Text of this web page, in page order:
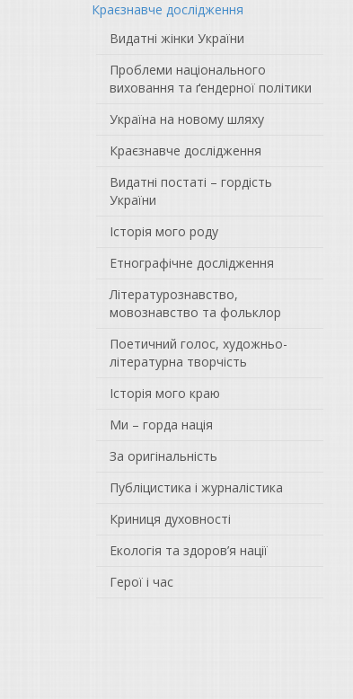
Краєзнавче дослідження
Видатні жінки України
Проблеми національного
виховання та ґендерної політики
Україна на новому шляху
Краєзнавче дослідження
Видатні постаті – гордість
України
Історія мого роду
Етнографічне дослідження
Літературознавство,
мовознавство та фольклор
Поетичний голос, художньо-
літературна творчість
Історія мого краю
Ми – горда нація
За оригінальність
Публіцистика і журналістика
Криниця духовності
Екологія та здоров’я нації
Герої і час